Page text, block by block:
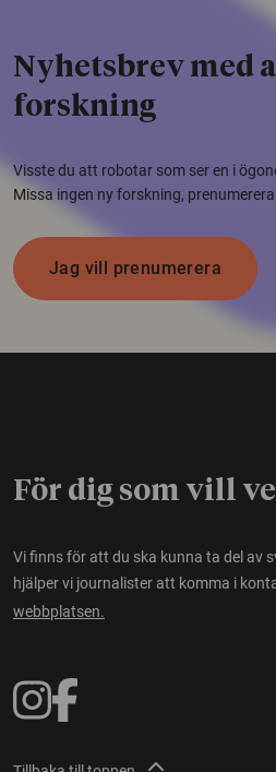
Nyhetsbrev med
forskning
Visste du att robotar som ser en i
Missa ingen ny forskning,
Jag vill prenumerera
För dig som vill
Vi finns för att du ska kunna ta del av
hjälper vi journalister att komma i
webbplatsen.